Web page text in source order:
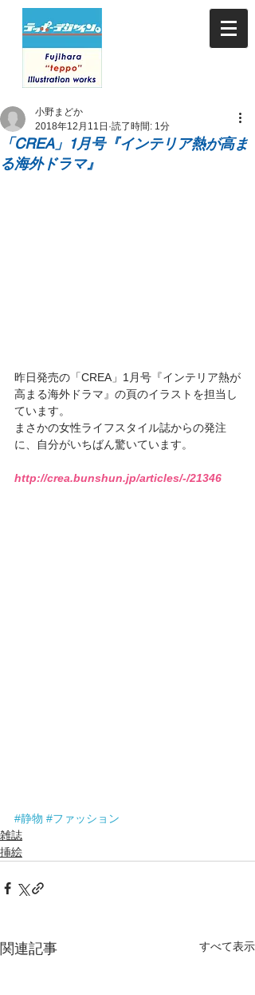
「CREA」1月号『インテリア熱が高ま
る海外ドラマ』
小野まどか
2018年12月11日 読了時間: 1分
昨日発売の「CREA」1月号『インテリア熱が
高まる海外ドラマ』の頁のイラストを担当し
ています。
まさかの女性ライフスタイル誌からの発注
に、自分がいちばん驚いています。
http://crea.bunshun.jp/articles/-/21346
#静物 #ファッション
雑誌
挿絵
関連記事 すべて表示